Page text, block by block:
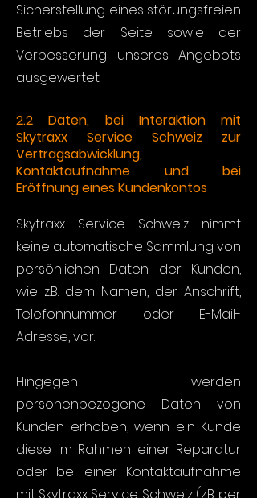
Sicherstellung eines störungsfreien
Betriebs der Seite sowie der
Verbesserung unseres Angebots
ausgewertet.
2.2 Daten, bei Interaktion mit
Skytraxx Service Schweiz zur
Vertragsabwicklung,
Kontaktaufnahme und bei
Eröffnung eines Kundenkontos
Skytraxx Service Schweiz nimmt
keine automatische Sammlung von
persönlichen Daten der Kunden,
wie z.B. dem Namen, der Anschrift,
Telefonnummer oder E-Mail-
Adresse, vor.
Hingegen werden
personenbezogene Daten von
Kunden erhoben, wenn ein Kunde
diese im Rahmen einer Reparatur
oder bei einer Kontaktaufnahme